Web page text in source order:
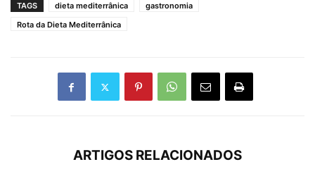
TAGS dieta mediterrânica
gastronomia
Rota da Dieta Mediterrânica
ARTIGOS RELACIONADOS